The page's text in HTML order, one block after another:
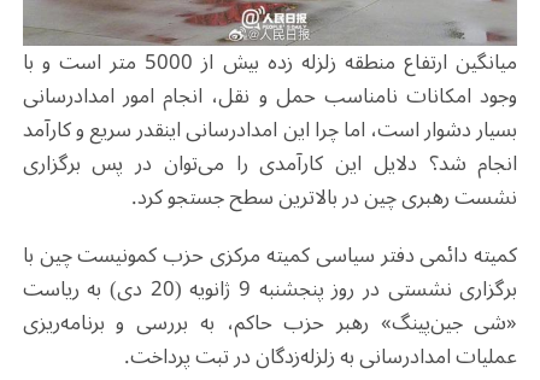
میانگین ارتفاع منطقه زلزله زده بیش از 5000 متر است و با
وجود امکانات نامناسب حمل و نقل، انجام امور امدادرسانی
بسیار دشوار است، اما چرا این امدادرسانی اینقدر سریع و کارآمد
انجام شد؟ دلایل این کارآمدی را می‌توان در پس برگزاری
نشست رهبری چین در بالاترین سطح جستجو کرد.
کمیته دائمی دفتر سیاسی کمیته مرکزی حزب کمونیست چین با
برگزاری نشستی در روز پنجشنبه 9 ژانویه (20 دی) به ریاست
«شی جین‌پینگ» رهبر حزب حاکم، به بررسی و برنامه‌ریزی
عملیات امدادرسانی به زلزله‌زدگان در تبت پرداخت.